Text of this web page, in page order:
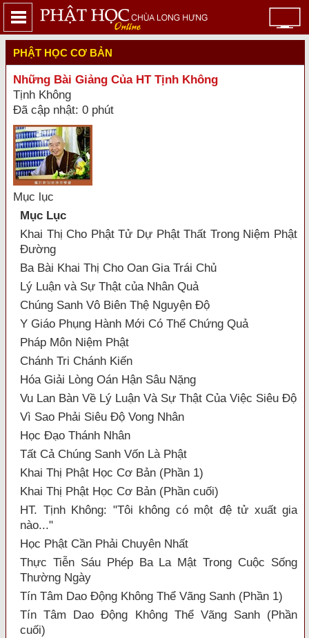
PHẬT HỌC CƠ BẢN
Những Bài Giảng Của HT Tịnh Không
Tịnh Không
Đã cập nhật: 0 phút
Mục lục
Mục Lục
Khai Thị Cho Phật Tử Dự Phật Thất Trong Niệm Phật
Ðường
Ba Bài Khai Thị Cho Oan Gia Trái Chủ
Lý Luận và Sự Thật của Nhân Quả
Chúng Sanh Vô Biên Thệ Nguyện Độ
Y Giáo Phụng Hành Mới Có Thể Chứng Quả
Pháp Môn Niệm Phật
Chánh Tri Chánh Kiến
Hóa Giải Lòng Oán Hận Sâu Nặng
Vu Lan Bàn Về Lý Luận Và Sự Thật Của Việc Siêu Độ
Vì Sao Phải Siêu Độ Vong Nhân
Học Đạo Thánh Nhân
Tất Cả Chúng Sanh Vốn Là Phật
Khai Thị Phật Học Cơ Bản (Phần 1)
Khai Thị Phật Học Cơ Bản (Phần cuối)
HT. Tịnh Không: "Tôi không có một đệ tử xuất gia
nào..."
Học Phật Cần Phải Chuyên Nhất
Thực Tiễn Sáu Phép Ba La Mật Trong Cuộc Sống
Thường Ngày
Tín Tâm Dao Động Không Thể Vãng Sanh (Phần 1)
Tín Tâm Dao Động Không Thể Vãng Sanh (Phần
cuối)